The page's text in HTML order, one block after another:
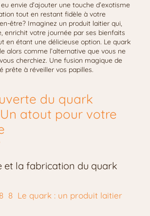
envie d’ajouter une touche d’exotisme
tout en restant fidèle à votre
être? Imaginez un produit laitier qui,
enrichit votre journée par ses bienfaits
en étant une délicieuse option. Le quark
alors comme l’alternative que vous ne
cherchiez. Une fusion magique de
prête à réveiller vos papilles.
du quark
atout pour votre
et la fabrication du quark
Le quark : un produit laitier